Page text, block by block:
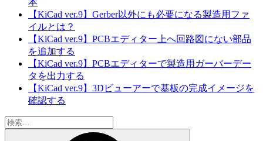
本
【KiCad ver.9】Gerber以外にも必要になる製造用ファ
イルとは？
【KiCad ver.9】PCBエディター上へ回路図にない部品
を追加する
【KiCad ver.9】PCBエディターで製造用ガーバーデー
タを出力する
【KiCad ver.9】3Dビューアーで基板の完成イメージを
確認する
検
索: